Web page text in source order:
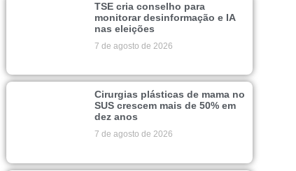
TSE cria conselho para
monitorar desinformação e IA
nas eleições
7 de agosto de 2026
Cirurgias plásticas de mama no
SUS crescem mais de 50% em
dez anos
7 de agosto de 2026